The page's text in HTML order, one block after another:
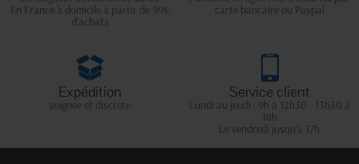
En France à domicile à partir de 99€
d'achats
carte bancaire ou Paypal
Expédition
soignée et discrète
Service client
Lundi au jeudi : 9h à 12h30 - 13h30 à
18h
Le vendredi jusqu'à 17h